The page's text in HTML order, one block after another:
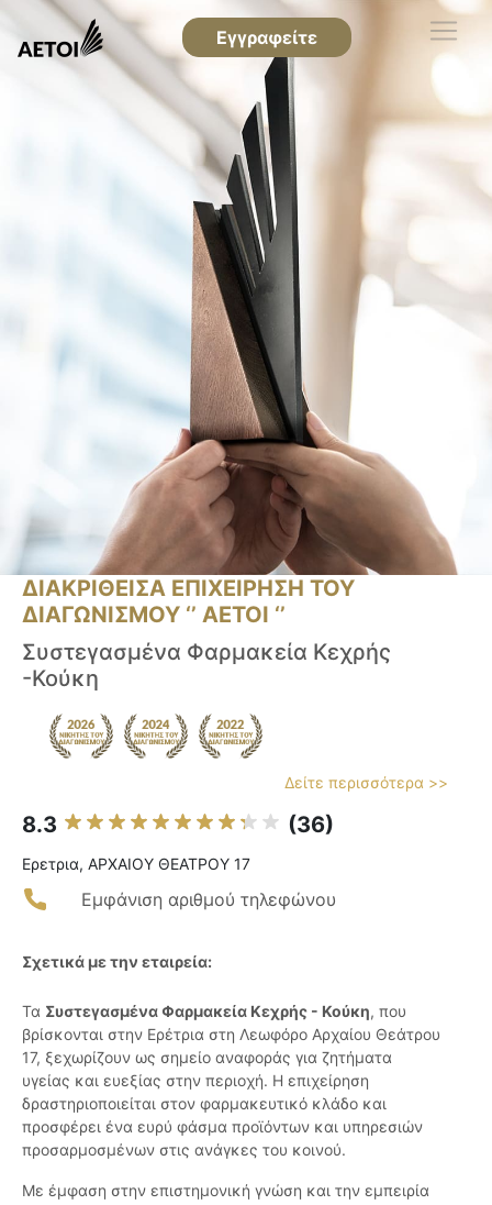
Εγγραφείτε
ΔΙΑΚΡΙΘΕΙΣΑ ΕΠΙΧΕΙΡΗΣΗ ΤΟΥ
ΔΙΑΓΩΝΙΣΜΟΥ ‘’ ΑΕΤΟΙ ‘’
Συστεγασμένα Φαρμακεία Κεχρής
-Κούκη
Δείτε περισσότερα >>
8.3 (36)
Ερετρια, ΑΡΧΑΙΟΥ ΘΕΑΤΡΟΥ 17
Εμφάνιση αριθμού τηλεφώνου
Σχετικά με την εταιρεία:
Τα Συστεγασμένα Φαρμακεία Κεχρής - Κούκη, που
βρίσκονται στην Ερέτρια στη Λεωφόρο Αρχαίου Θεάτρου
17, ξεχωρίζουν ως σημείο αναφοράς για ζητήματα
υγείας και ευεξίας στην περιοχή. Η επιχείρηση
δραστηριοποιείται στον φαρμακευτικό κλάδο και
προσφέρει ένα ευρύ φάσμα προϊόντων και υπηρεσιών
προσαρμοσμένων στις ανάγκες του κοινού.
Με έμφαση στην επιστημονική γνώση και την εμπειρία